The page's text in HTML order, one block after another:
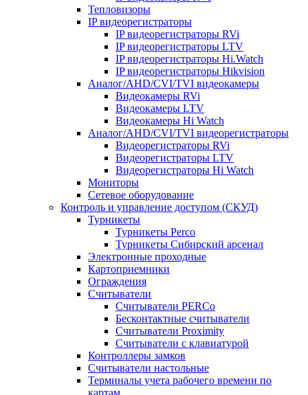
Тепловизоры
IP видеорегистраторы
IP видеорегистраторы RVi
IP видеорегистраторы LTV
IP видеорегистраторы Hi.Watch
IP видеорегистраторы Hikvision
Аналог/AHD/CVI/TVI видеокамеры
Видеокамеры RVi
Видеокамеры LTV
Видеокамеры Hi Watch
Аналог/AHD/CVI/TVI видеорегистраторы
Видеорегистраторы RVi
Видеорегистраторы LTV
Видеорегистраторы Hi Watch
Мониторы
Сетевое оборудование
Контроль и управление доступом (СКУД)
Турникеты
Турникеты Perco
Турникеты Сибирский арсенал
Электронные проходные
Картоприемники
Ограждения
Считыватели
Считыватели PERCo
Бесконтактные считыватели
Считыватели Proximity
Считыватели с клавиатурой
Контроллеры замков
Считыватели настольные
Терминалы учета рабочего времени по
картам